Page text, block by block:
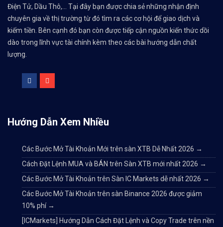
Điện Tử, Dầu Thô,... Tại đây bạn được chia sẻ những nhận định
chuyên gia về thị trường từ đó tìm ra các cơ hội để giao dịch và
kiếm tiền. Bên cạnh đó bạn còn được tiếp cận nguồn kiến thức dồi
dào trong lĩnh vực tài chính kèm theo các bài hướng dẫn chất
lượng.
Hướng Dẫn Xem Nhiều
Các Bước Mở Tài Khoản Mới trên sàn XTB Dễ Nhất 2026 →
Cách Đặt Lệnh MUA và BÁN trên Sàn XTB mới nhất 2026 →
Các Bước Mở Tài Khoản trên Sàn IC Markets dễ nhất 2026 →
Các Bước Mở Tài Khoản trên sàn Binance 2026 được giảm
10% phí →
[ICMarkets] Hướng Dẫn Cách Đặt Lệnh và Copy Trade trên nền